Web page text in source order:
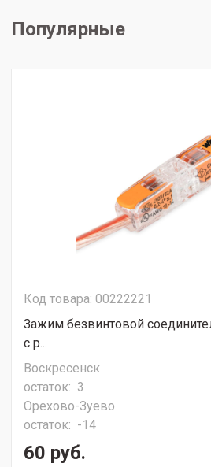
Популярные
Код товара: 00222221
Зажим безвинтовой
с р...
Воскресенск
остаток: 3
Орехово-Зуево
остаток: -14
60 руб.